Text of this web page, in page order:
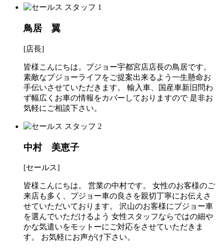
鳥居 翼
[店長]
皆様こんにちは。プジョー宇都宮店店長の鳥居です。
素敵なプジョーライフをご提案出来るよう一生懸命お
手伝いさせていただきます。 輸入車、国産車新旧問わ
ず幅広くお車の情報をカバーしておりますので 是非お
気軽にご相談下さい。
中村 美恵子
[セールス]
皆様こんにちは。 営業の中村です。 女性のお客様のご
来店も多く、プジョー車の良さを親切丁寧にお伝えさ
せていただいております。 沢山のお客様にプジョー車
を選んでいただけるよう 女性スタッフならではの細や
かな気遣いをモットーにご対応をさせていただきま
す。 お気軽にお声がけ下さい。